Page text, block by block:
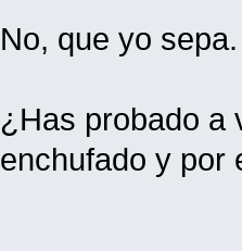
No, que yo sepa.
¿Has probado a
enchufado y por